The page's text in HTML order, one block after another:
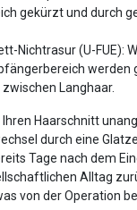
gekürzt und durch
Nichtrasur (U-FUE):
werden
Langhaar.
Ihren Haarschnitt
durch eine
Tage nach dem
Alltag
von der Operation